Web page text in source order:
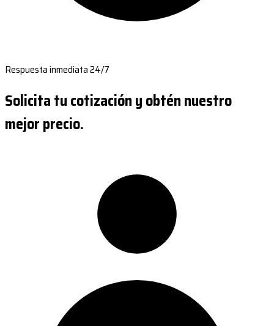
Respuesta inmediata 24/7
Solicita tu cotización y obtén nuestro
mejor precio.